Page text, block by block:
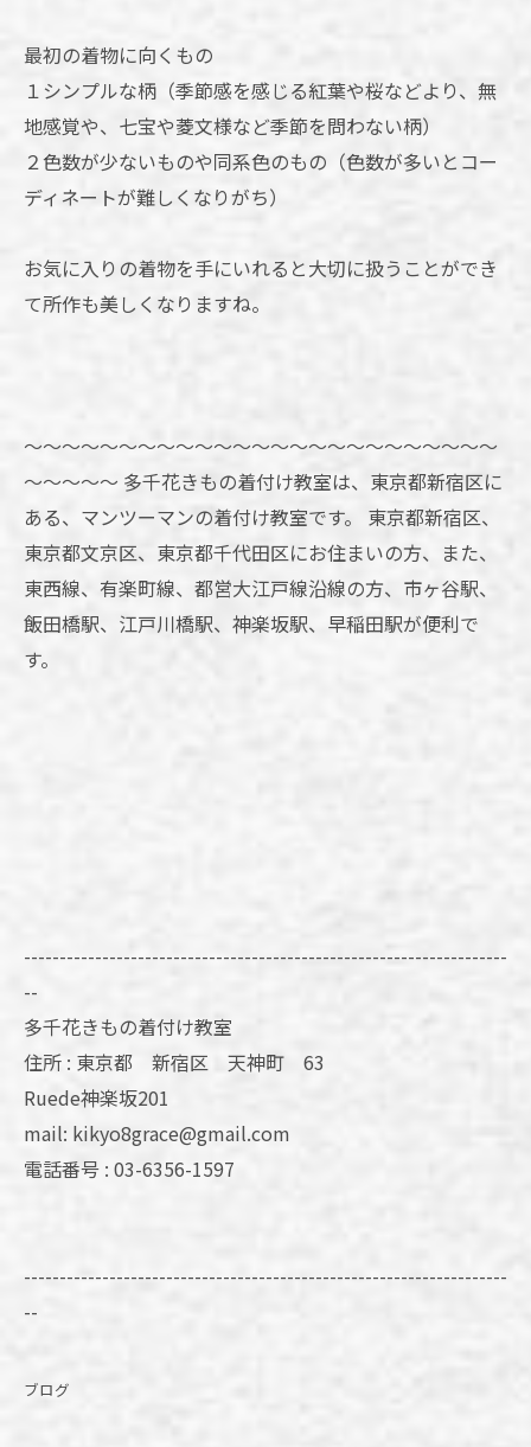
最初の着物に向くもの
１シンプルな柄（季節感を感じる紅葉や桜などより、無
地感覚や、七宝や菱文様など季節を問わない柄）
２色数が少ないものや同系色のもの（色数が多いとコー
ディネートが難しくなりがち）
お気に入りの着物を手にいれると大切に扱うことができ
て所作も美しくなりますね。
～～～～～～～～～～～～～～～～～～～～～～～～～
～～～～～ 多千花きもの着付け教室は、東京都新宿区に
ある、マンツーマンの着付け教室です。 東京都新宿区、
東京都文京区、東京都千代田区にお住まいの方、また、
東西線、有楽町線、都営大江戸線沿線の方、市ヶ谷駅、
飯田橋駅、江戸川橋駅、神楽坂駅、早稲田駅が便利で
す。
--------------------------------------------------------------------
--
多千花きもの着付け教室
住所 : 東京都 新宿区 天神町 63
Ruede神楽坂201
mail: kikyo8grace@gmail.com
電話番号 : 03-6356-1597
--------------------------------------------------------------------
--
ブログ